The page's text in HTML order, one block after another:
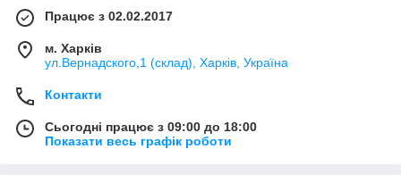
Працює з 02.02.2017
м. Харків
ул.Вернадского,1 (склад), Харків, Україна
Контакти
Сьогодні працює з 09:00 до 18:00
Показати весь графік роботи